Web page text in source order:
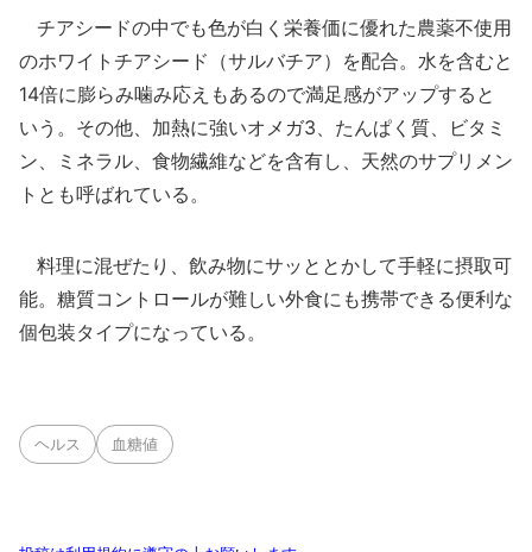
チアシードの中でも色が白く栄養価に優れた農薬不使用
のホワイトチアシード（サルバチア）を配合。水を含むと
14倍に膨らみ噛み応えもあるので満足感がアップすると
いう。その他、加熱に強いオメガ3、たんぱく質、ビタミ
ン、ミネラル、食物繊維などを含有し、天然のサプリメン
トとも呼ばれている。
料理に混ぜたり、飲み物にサッととかして手軽に摂取可
能。糖質コントロールが難しい外食にも携帯できる便利な
個包装タイプになっている。
ヘルス 血糖値